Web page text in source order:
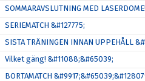
SOMMARAVSLUTNING MED
SERIEMATCH &#127775;
SISTA TRÄNINGEN INNAN UPPEHÅLL
Vilket gäng! &#11088;&#65039;
BORTAMATCH